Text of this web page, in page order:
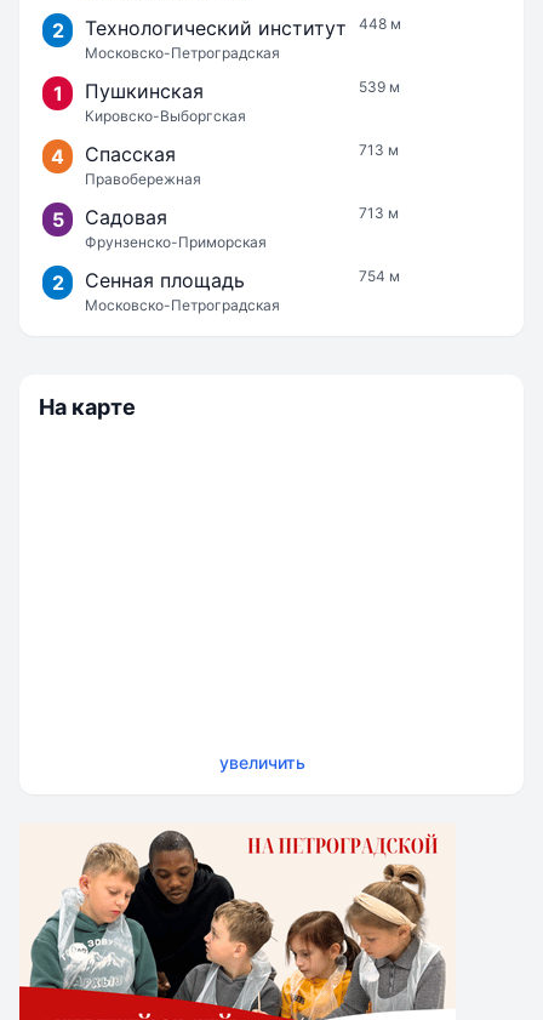
2 Технологический институт
Московско-Петроградская
448 м
1 Пушкинская
Кировско-Выборгская
539 м
4 Спасская
Правобережная
713 м
5 Садовая
Фрунзенско-Приморская
713 м
2 Сенная площадь
Московско-Петроградская
754 м
На карте
увеличить